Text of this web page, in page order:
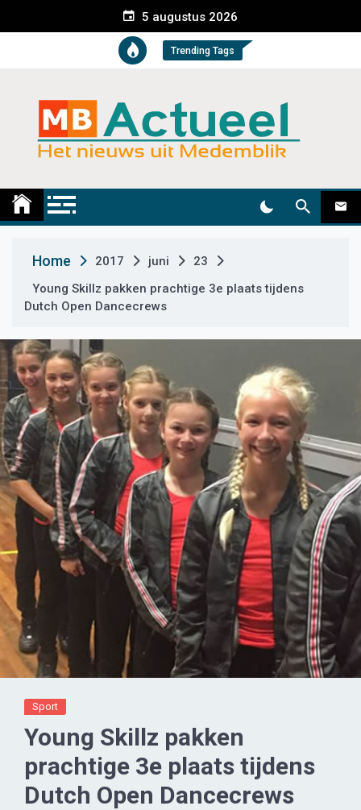
e
t
5 augustus 2026
Trending Tags
Medemblik Actueel
Home 2017 juni
23
Young Skillz pakken prachtige 3e plaats tijdens
Dutch Open Dancecrews
Sport
Young Skillz pakken
prachtige 3e plaats tijdens
Dutch Open Dancecrews